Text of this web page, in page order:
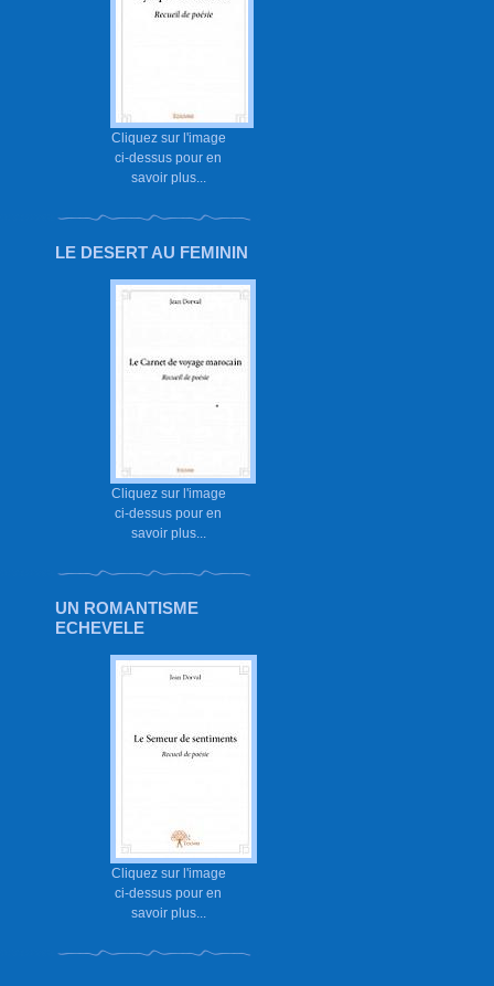
Cliquez sur l'image
ci-dessus pour en
savoir plus...
LE DESERT AU FEMININ
Cliquez sur l'image
ci-dessus pour en
savoir plus...
UN ROMANTISME
ECHEVELE
Cliquez sur l'image
ci-dessus pour en
savoir plus...